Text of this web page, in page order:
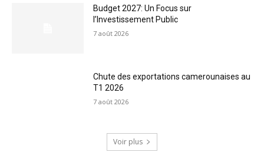
Budget 2027: Un Focus sur
l’Investissement Public
7 août 2026
Chute des exportations camerounaises au
T1 2026
7 août 2026
Voir plus